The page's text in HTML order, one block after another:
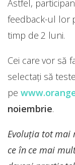
Astfel,
feedback-ul lor
timp de 2 luni.
Cei care vor să
selectați să
pe
noiembrie.
Evoluția tot mai
ce în ce mai